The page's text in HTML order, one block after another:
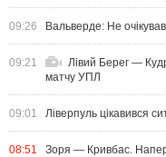
09:26 Вальверде: Не
09:21
Лівий Берег —
матчу УПЛ
09:01 Ліверпуль цікавився
08:51 Зоря — Кривбас.